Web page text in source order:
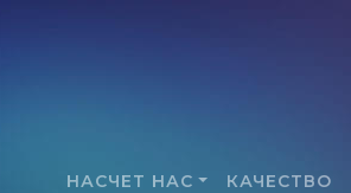
НАСЧЕТ НАС КАЧЕСТВО